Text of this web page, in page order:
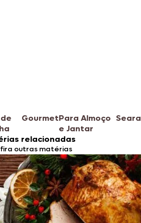
GourmetPara Almoço
e Jantar
Seara
relacionadas
outras matérias